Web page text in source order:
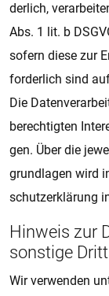
der­lich,
Abs. 1 lit. b
so­fern diese zur
for­der­lich sind
Die
be­rech­tig­ten
gen. Über die
grund­la­gen wird
schut­z­er­klä­rung
Hin­weis zur
sons­ti­ge
Wir ver­wen­den